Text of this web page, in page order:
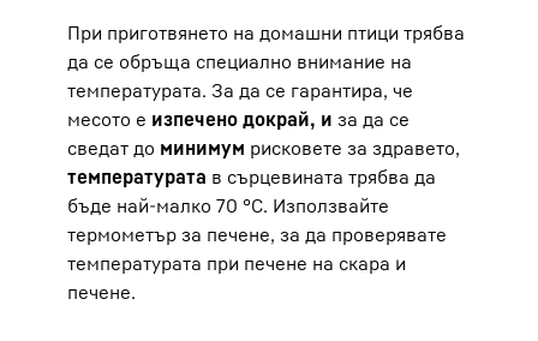
При приготвянето на домашни птици трябва
да се обръща специално внимание на
температурата. За да се гарантира, че
месото е изпечено докрай, и за да се
сведат до минимум рисковете за здравето,
температурата в сърцевината трябва да
бъде най-малко 70 °C. Използвайте
термометър за печене, за да проверявате
температурата при печене на скара и
печене.